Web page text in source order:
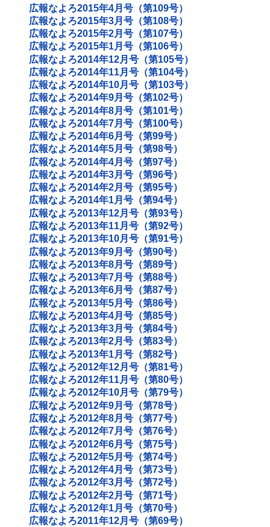
広報なよろ2015年4月号（第109号）
広報なよろ2015年3月号（第108号）
広報なよろ2015年2月号（第107号）
広報なよろ2015年1月号（第106号）
広報なよろ2014年12月号（第105号）
広報なよろ2014年11月号（第104号）
広報なよろ2014年10月号（第103号）
広報なよろ2014年9月号（第102号）
広報なよろ2014年8月号（第101号）
広報なよろ2014年7月号（第100号）
広報なよろ2014年6月号（第99号）
広報なよろ2014年5月号（第98号）
広報なよろ2014年4月号（第97号）
広報なよろ2014年3月号（第96号）
広報なよろ2014年2月号（第95号）
広報なよろ2014年1月号（第94号）
広報なよろ2013年12月号（第93号）
広報なよろ2013年11月号（第92号）
広報なよろ2013年10月号（第91号）
広報なよろ2013年9月号（第90号）
広報なよろ2013年8月号（第89号）
広報なよろ2013年7月号（第88号）
広報なよろ2013年6月号（第87号）
広報なよろ2013年5月号（第86号）
広報なよろ2013年4月号（第85号）
広報なよろ2013年3月号（第84号）
広報なよろ2013年2月号（第83号）
広報なよろ2013年1月号（第82号）
広報なよろ2012年12月号（第81号）
広報なよろ2012年11月号（第80号）
広報なよろ2012年10月号（第79号）
広報なよろ2012年9月号（第78号）
広報なよろ2012年8月号（第77号）
広報なよろ2012年7月号（第76号）
広報なよろ2012年6月号（第75号）
広報なよろ2012年5月号（第74号）
広報なよろ2012年4月号（第73号）
広報なよろ2012年3月号（第72号）
広報なよろ2012年2月号（第71号）
広報なよろ2012年1月号（第70号）
広報なよろ2011年12月号（第69号）